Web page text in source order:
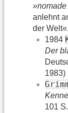
anlehnt
der Welt«.
1984
Der
1983)
101